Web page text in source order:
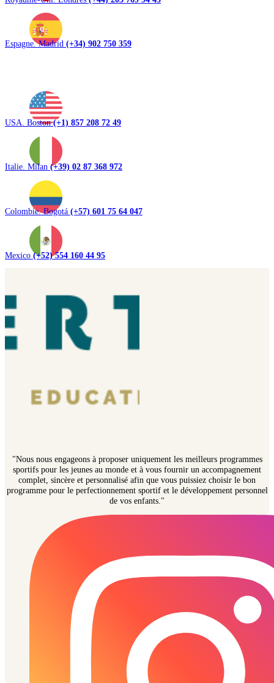
Espagne. Madrid (+34) 902 750 359
USA. Boston(+1) 857 208 72 49
Italie. Milan (+39) 02 87 368 972
Colombie. Bogotá (+57) 601 75 64 047
Mexico (+52) 554 160 44 95
"Nous nous engageons à proposer uniquement les meilleurs programmes
sportifs pour les jeunes au monde et à vous fournir un accompagnement
complet, sincère et personnalisé afin que vous puissiez choisir le bon
programme pour le perfectionnement sportif et le développement personnel
de vos enfants."